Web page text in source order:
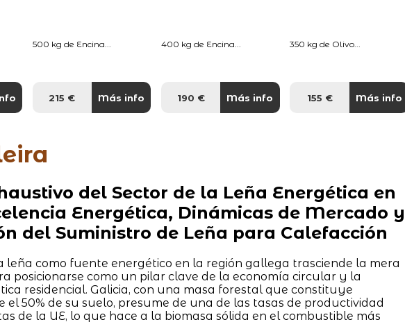
500 kg de Encina...
215 € Más info
400 kg de Encina...
190 € Más info
350 kg de Olivo...
155 € Más info
del Sector de la Leña Energética en
Energética, Dinámicas de Mercado y
del Suministro de Leña para Calefacción
leña como fuente energético en la región gallega trasciende la mera
posicionarse como un pilar clave de la economía circular y la
residencial. Galicia, con una masa forestal que constituye
el 50% de su suelo, presume de una de las tasas de productividad
de la UE, lo que hace a la biomasa sólida en el combustible más